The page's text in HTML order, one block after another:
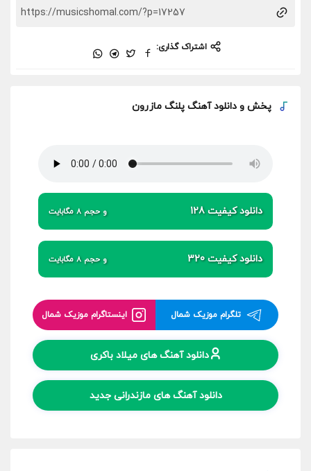
اشتراک گذاری:
پخش و دانلود آهنگ پلنگ مازرون
دانلود کیفیت 128 و حجم 8 مگابایت
دانلود کیفیت 320 و حجم 8 مگابایت
تلگرام موزیک شمال اینستاگرام موزیک شمال
دانلود آهنگ های میلاد باکری
دانلود آهنگ های مازندرانی جدید